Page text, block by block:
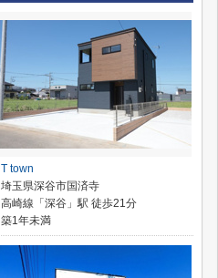
T town
埼玉県深谷市国済寺
高崎線「深谷」駅 徒歩21分
築1年未満